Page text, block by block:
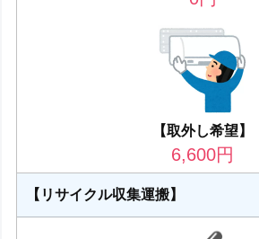
【取外し希望】
6,600円
【リサイクル収集運搬】